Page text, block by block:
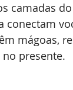
camadas
mágoas,
presente.